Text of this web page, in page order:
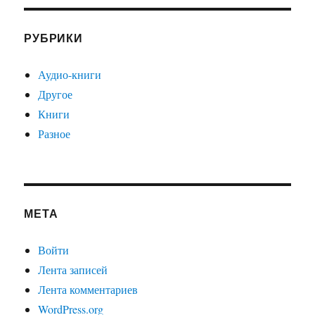
РУБРИКИ
Аудио-книги
Другое
Книги
Разное
МЕТА
Войти
Лента записей
Лента комментариев
WordPress.org